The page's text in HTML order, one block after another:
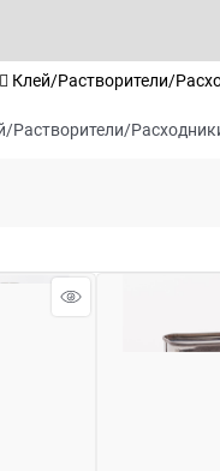
Клей/Растворители/
Растворители/